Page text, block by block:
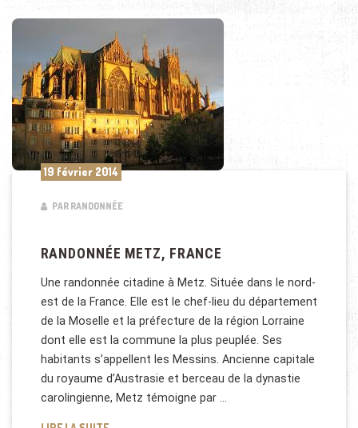
19 février 2014
PAR RANDONNÉE
RANDONNÉE METZ, FRANCE
Une randonnée citadine à Metz. Située dans le nord-
est de la France. Elle est le chef-lieu du département
de la Moselle et la préfecture de la région Lorraine
dont elle est la commune la plus peuplée. Ses
habitants s’appellent les Messins. Ancienne capitale
du royaume d’Austrasie et berceau de la dynastie
carolingienne, Metz témoigne par …